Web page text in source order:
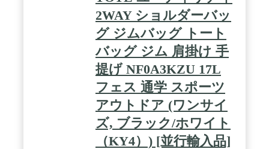
2WAY ショルダーバッ
グ ジムバッグ トート
バッグ ジム 肩掛け 手
提げ NF0A3KZU 17L
フェス 通学 スポーツ
アウトドア (ワンサイ
ズ, ブラック/ホワイト
（KY4）) [並行輸入品]